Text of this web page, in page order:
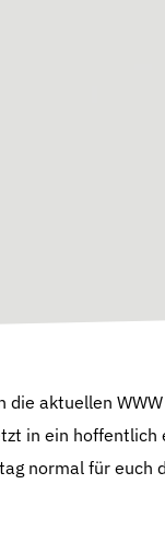
die aktuellen
in ein
normal für euch